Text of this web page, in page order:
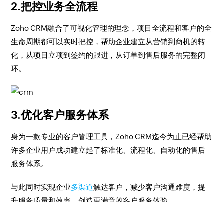
2.把控业务全流程
Zoho CRM融合了可视化管理的理念，项目全流程和客户的全
生命周期都可以实时把控，帮助企业建立从营销到商机的转
化，从项目立项到签约的跟进，从订单到售后服务的完整闭
环。
3.优化客户服务体系
身为一款专业的客户管理工具，Zoho CRM迄今为止已经帮助
许多企业用户成功建立起了标准化、流程化、自动化的售后
服务体系。
与此同时实现企业多渠道触达客户，减少客户沟通难度，提
升服务质量和效率，创造更满意的客户服务体验。